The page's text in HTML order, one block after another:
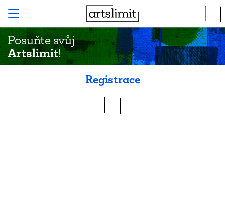
Posuňte svůj
Artslimit!
Registrace